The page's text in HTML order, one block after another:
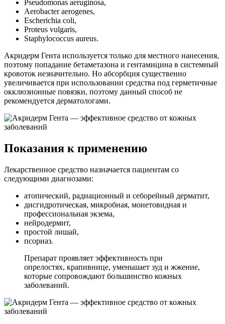
Pseudomonas aeruginosa,
Aerobacter aerogenes,
Escherichia coli,
Proteus vulgaris,
Staphylococcus aureus.
Акридерм Гента используется только для местного нанесения,
поэтому попадание бетаметазона и гентамицина в системный
кровоток незначительно. Но абсорбция существенно
увеличивается при использовании средства под герметичные
окклюзионные повязки, поэтому данный способ не
рекомендуется дерматологами.
Показания к применению
Лекарственное средство назначается пациентам со
следующими диагнозами:
атопический, радиационный и себорейный дерматит,
дисгидротическая, микробная, монетовидная и
профессиональная экзема,
нейродермит,
простой лишай,
псориаз.
Препарат проявляет эффективность при
опрелостях, крапивнице, уменьшает зуд и жжение,
которые сопровождают большинство кожных
заболеваний.